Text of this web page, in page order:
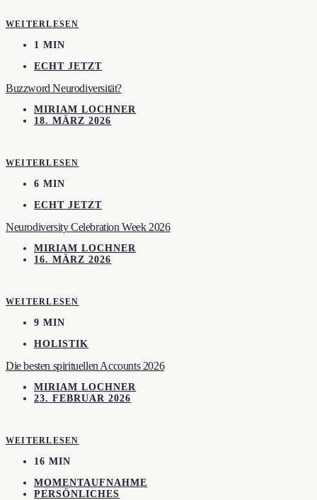
WEITERLESEN
1 MIN
ECHT JETZT
Buzzword Neurodiversität?
MIRIAM LOCHNER
18. MÄRZ 2026
WEITERLESEN
6 MIN
ECHT JETZT
Neurodiversity Celebration Week 2026
MIRIAM LOCHNER
16. MÄRZ 2026
WEITERLESEN
9 MIN
HOLISTIK
Die besten spirituellen Accounts 2026
MIRIAM LOCHNER
23. FEBRUAR 2026
WEITERLESEN
16 MIN
MOMENTAUFNAHME
PERSÖNLICHES